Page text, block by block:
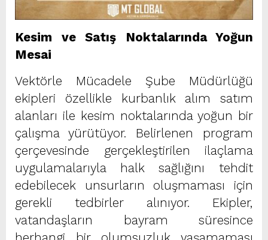
Kesim ve Satış Noktalarında Yoğun
Mesai
Vektörle Mücadele Şube Müdürlüğü
ekipleri özellikle kurbanlık alım satım
alanları ile kesim noktalarında yoğun bir
çalışma yürütüyor. Belirlenen program
çerçevesinde gerçekleştirilen ilaçlama
uygulamalarıyla halk sağlığını tehdit
edebilecek unsurların oluşmaması için
gerekli tedbirler alınıyor. Ekipler,
vatandaşların bayram süresince